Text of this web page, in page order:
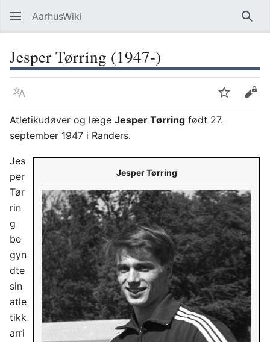
AarhusWiki Søg
Jesper Tørring (1947-)
Sprog OvervågVis
Atletikudøver og læge Jesper Tørring født 27.
september 1947 i Randers.
Jesper Tørring
Jes
per
Tør
rin
g
be
gyn
dte
sin
atle
tikk
arri